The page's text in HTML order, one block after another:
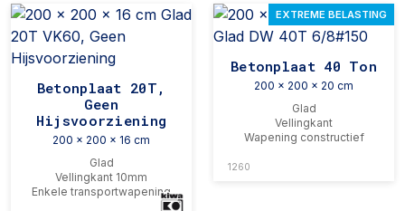
Betonplaat 20T,
Geen
Hijsvoorziening
200 x 200 x 16 cm
Glad
Vellingkant 10mm
Enkele transportwapening
EXTREME BELASTING
Betonplaat 40 Ton
200 x 200 x 20 cm
Glad
Vellingkant
Wapening constructief
1260